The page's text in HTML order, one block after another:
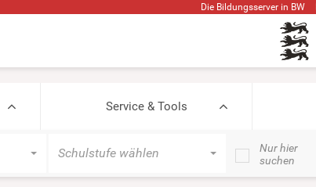
Die Bildungsserver in BW
Service & Tools
Schulstufe wählen
Nur hier
suchen